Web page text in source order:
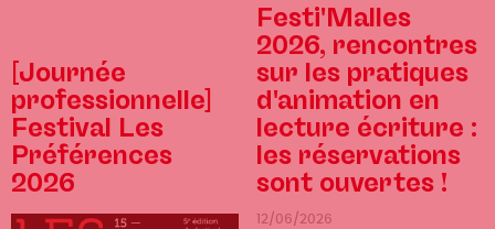
[Journée
professionnelle]
Festival Les
Préférences
2026
Festi'Malles
2026, rencontres
sur les pratiques
d'animation en
lecture écriture :
les réservations
sont ouvertes !
12/06/2026